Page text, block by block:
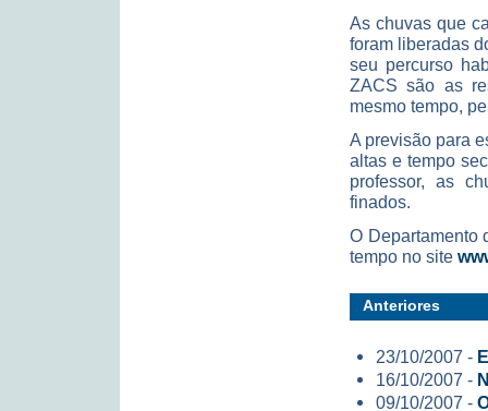
As chuvas que
foram liberadas
seu percurso
ZACS são as
mesmo tempo,
A previsão para
altas e tempo
professor, as
finados.
O Departamento
tempo no site
Anteriores
23/10/2007 -
16/10/2007 -
09/10/2007 -